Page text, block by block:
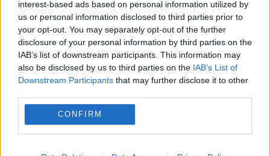
interest-based ads based on personal information utilized by
us or personal information disclosed to third parties prior to
your opt-out. You may separately opt-out of the further
disclosure of your personal information by third parties on the
IAB’s list of downstream participants. This information may
also be disclosed by us to third parties on the IAB’s List of
Downstream Participants that may further disclose it to other
CONFIRM
JUSTITIE
Cazul Cătălin Avramescu. Fosta lui parteneră
explică de ce a sesizat DIICOT și DGASPC